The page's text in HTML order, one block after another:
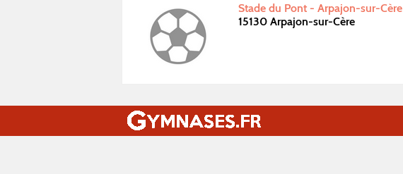
Stade du Pont - Arpajon-sur-Cère
15130 Arpajon-sur-Cère